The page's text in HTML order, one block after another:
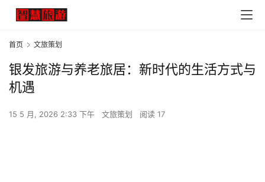
首页 文旅策划
银发旅游与养老旅居：新时代的生活方式与
机遇
15 5 月, 2026 2:33 下午 文旅策划 阅读 17